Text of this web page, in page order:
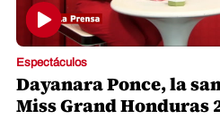
Espectáculos
Dayanara Ponce, la
Miss Grand Honduras